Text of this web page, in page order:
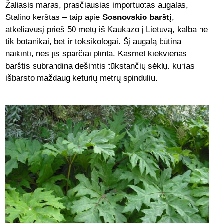
Žaliasis maras, prasčiausias importuotas augalas,
Stalino kerštas – taip apie Sosnovskio barštį,
atkeliavusį prieš 50 metų iš Kaukazo į Lietuvą, kalba ne
tik botanikai, bet ir toksikologai. Šį augalą būtina
naikinti, nes jis sparčiai plinta. Kasmet kiekvienas
barštis subrandina dešimtis tūkstančių sėklų, kurias
išbarsto maždaug keturių metrų spinduliu.